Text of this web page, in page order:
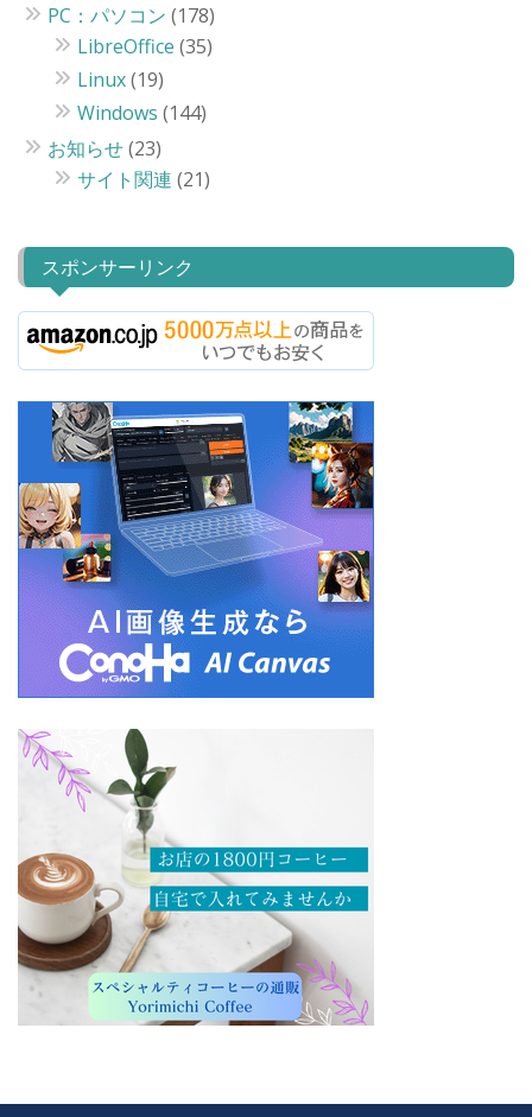
PC：パソコン (178)
LibreOffice (35)
Linux(19)
Windows (144)
お知らせ(23)
サイト関連 (21)
スポンサーリンク